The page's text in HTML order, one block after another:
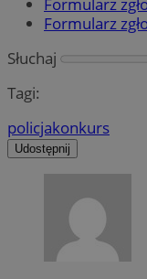
Formularz
Słuchaj
Tagi:
policjakonkurs
Udostępnij